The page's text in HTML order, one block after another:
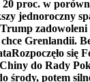
20 proc. w
jednoroczny
zadowoleni
Grenlandii.
Rozpoczęło się
do Rady
środy, potem